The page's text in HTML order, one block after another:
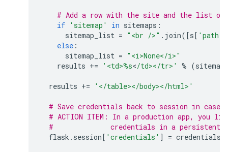
# Add a row with the site and the list of
if 'sitemap' in sitemaps :
sitemap_list = "<br />" . join([s[ 'path'
else :
sitemap_list = "<i>None</i>"
results += '<td>%s</td></tr>' % (
results += '</table></body></html>'
# Save credentials back to session in case
# ACTION ITEM: In a production app, you
#              credentials in a persistent
flask . session[ 'credentials' ] =